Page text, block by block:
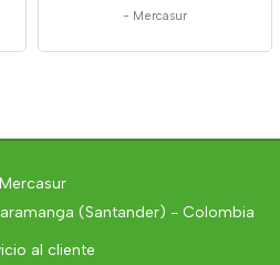
- Mercasur
Mercasur
(Santander) - Colombia
al cliente